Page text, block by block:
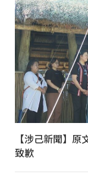
【涉己新聞】
致歉